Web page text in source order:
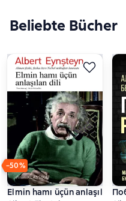
Beliebte Bücher
−50%
Elmin hamı üçün anlaşılan